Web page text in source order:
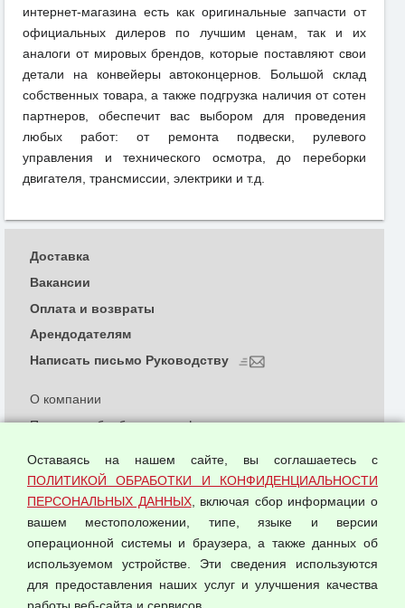
интернет-магазина есть как оригинальные запчасти от
официальных дилеров по лучшим ценам, так и их
аналоги от мировых брендов, которые поставляют свои
детали на конвейеры автоконцернов. Большой склад
собственных товара, а также подгрузка наличия от сотен
партнеров, обеспечит вас выбором для проведения
любых работ: от ремонта подвески, рулевого
управления и технического осмотра, до переборки
двигателя, трансмиссии, электрики и т.д.
© 2026 ООО "Феникс"
О компании
Политика обработки и конфиденциальности
Согласием на обработку персональных данных
Оферта оптовой купли-продажи
Публичная оферта
Доставка
Вакансии
Оплата и возвраты
Арендодателям
Написать письмо Руководству
Оставаясь на нашем сайте, вы соглашаетесь с
ПОЛИТИКОЙ ОБРАБОТКИ И КОНФИДЕНЦИАЛЬНОСТИ
ПЕРСОНАЛЬНЫХ ДАННЫХ, включая сбор информации о
вашем местоположении, типе, языке и версии
операционной системы и браузера, а также данных об
используемом устройстве. Эти сведения используются
для предоставления наших услуг и улучшения качества